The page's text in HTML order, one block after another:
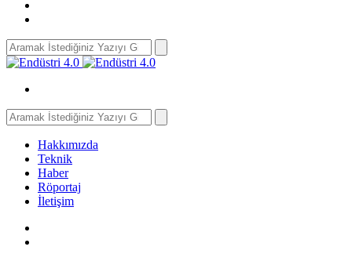
Search
for:
Search
for:
Hakkımızda
Teknik
Haber
Röportaj
İletişim